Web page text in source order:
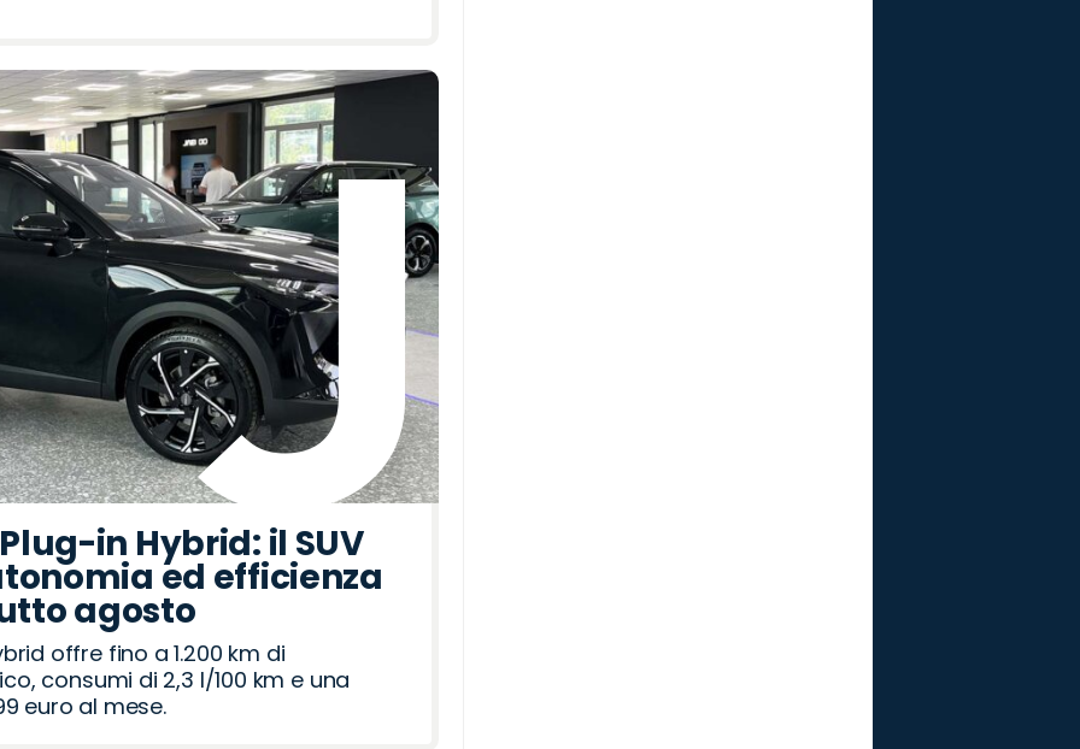
in Hybrid: il SUV
ed efficienza
agosto
offre fino a 1.200 km di
consumi di 2,3 l/100 km e una
euro al mese.